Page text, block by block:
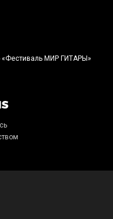
«Фестиваль МИР ГИТАРЫ»